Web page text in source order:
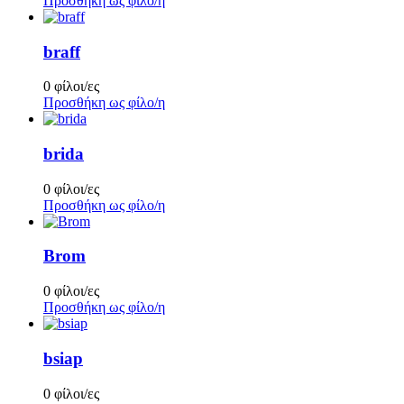
braff
0 φίλοι/ες
Προσθήκη ως φίλο/η
brida
0 φίλοι/ες
Προσθήκη ως φίλο/η
Brom
0 φίλοι/ες
Προσθήκη ως φίλο/η
bsiap
0 φίλοι/ες